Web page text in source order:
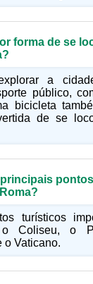
forma de se
explorar a
público,
bicicleta
de se
turísticos
o Coliseu, o
o Vaticano.